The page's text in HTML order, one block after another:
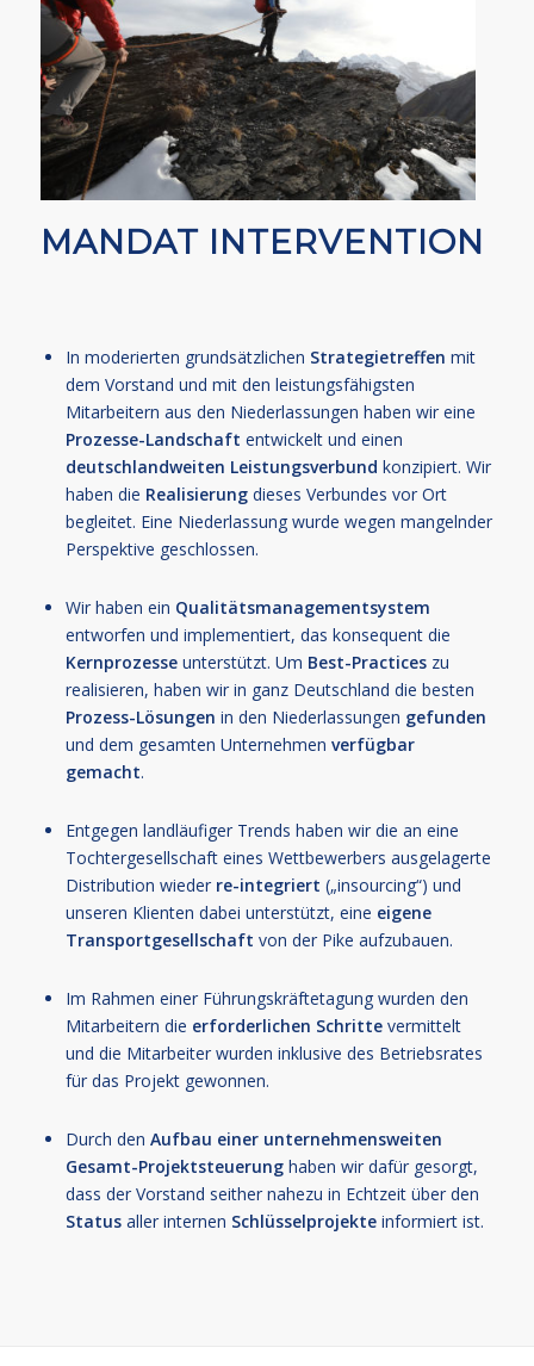
MANDAT INTERVENTION
In moderierten grundsätzlichen Strategietreffen mit
dem Vorstand und mit den leistungsfähigsten
Mitarbeitern aus den Niederlassungen haben wir eine
Prozesse-Landschaft entwickelt und einen
deutschlandweiten Leistungsverbund konzipiert. Wir
haben die Realisierungdieses Verbundes vor Ort
begleitet. Eine Niederlassung wurde wegen mangelnder
Perspektive geschlossen.
Wir haben ein Qualitätsmanagementsystem
entworfen und implementiert, das konsequent die
Kernprozesseunterstützt. Um Best-Practiceszu
realisieren, haben wir in ganz Deutschland die besten
Prozess-Lösungen in den Niederlassungen gefunden
und dem gesamten Unternehmen verfügbar
gemacht.
Entgegen landläufiger Trends haben wir die an eine
Tochtergesellschaft eines Wettbewerbers ausgelagerte
Distribution wieder re-integriert („insourcing“) und
unseren Klienten dabei unterstützt, eine eigene
Transportgesellschaft von der Pike aufzubauen.
Im Rahmen einer Führungskräftetagung wurden den
Mitarbeitern die erforderlichen Schrittevermittelt
und die Mitarbeiter wurden inklusive des Betriebsrates
für das Projekt gewonnen.
Durch den Aufbau einer unternehmensweiten
Gesamt-Projektsteuerunghaben wir dafür gesorgt,
dass der Vorstand seither nahezu in Echtzeit über den
Statusaller internen Schlüsselprojekteinformiert ist.